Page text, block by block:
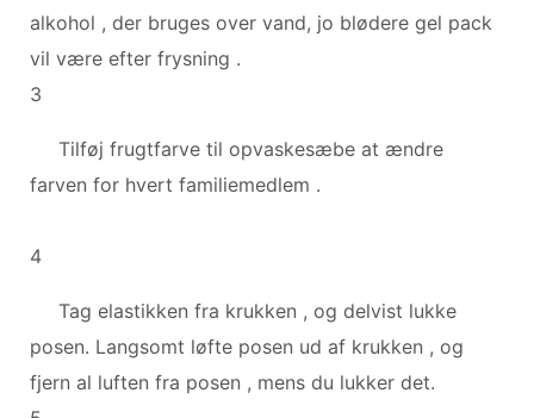
alkohol , der bruges over vand, jo blødere gel pack
vil være efter frysning .
3
Tilføj frugtfarve til opvaskesæbe at ændre
farven for hvert familiemedlem .
4
Tag elastikken fra krukken , og delvist lukke
posen. Langsomt løfte posen ud af krukken , og
fjern al luften fra posen , mens du lukker det.